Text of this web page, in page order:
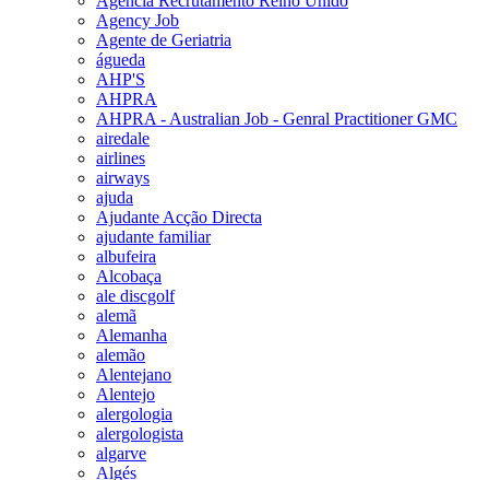
Agency Job
Agente de Geriatria
águeda
AHP'S
AHPRA
AHPRA - Australian Job - Genral Practitioner GMC
airedale
airlines
airways
ajuda
Ajudante Acção Directa
ajudante familiar
albufeira
Alcobaça
ale discgolf
alemã
Alemanha
alemão
Alentejano
Alentejo
alergologia
alergologista
algarve
Algés